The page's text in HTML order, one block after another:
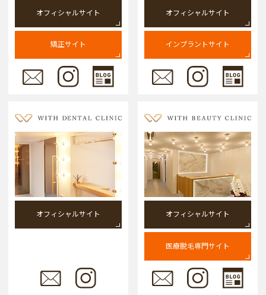
オフィシャルサイト
矯正サイト
オフィシャルサイト
インプラントサイト
オフィシャルサイト オフィシャルサイト
医療脱毛専門サイト